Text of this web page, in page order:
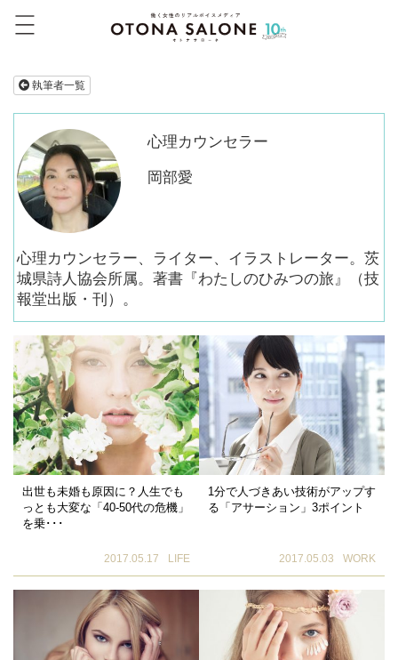
執筆者一覧
心理カウンセラー
岡部愛
心理カウンセラー、ライター、イラストレーター。茨
城県詩人協会所属。著書『わたしのひみつの旅』（技
報堂出版・刊）。
出世も未婚も原因に？人生でも
っとも大変な「40-50代の危機」
を乗･･･
2017.05.17 LIFE
1分で人づきあい技術がアップす
る「アサーション」3ポイント
2017.05.03 WORK